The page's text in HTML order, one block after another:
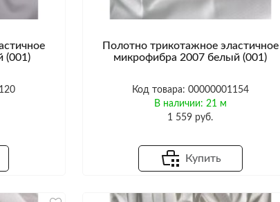
(001)
Полотно трикотажное эластичное
микрофибра 2007 белый (001)
Код товара: 00000001154
В наличии: 21 м
1 559 руб.
Купить